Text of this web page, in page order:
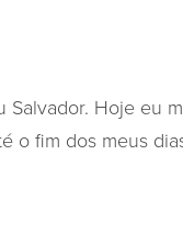
Salvador. Hoje eu
o fim dos meus